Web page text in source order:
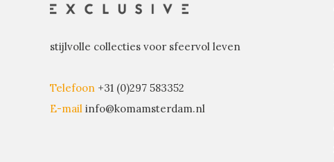
stijlvolle collecties voor sfeervol leven
Telefoon +31 (0)297 583352
E-mail info@komamsterdam.nl